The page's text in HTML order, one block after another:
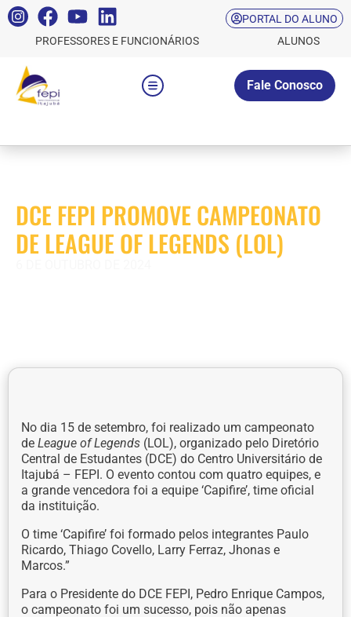
PORTAL DO ALUNO
PROFESSORES E FUNCIONÁRIOS
ALUNOS
Fale Conosco
DCE FEPI PROMOVE CAMPEONATO
DE LEAGUE OF LEGENDS (LOL)
No dia 15 de setembro, foi realizado um campeonato
de League of Legends (LOL), organizado pelo Diretório
Central de Estudantes (DCE) do Centro Universitário de
Itajubá – FEPI. O evento contou com quatro equipes, e
a grande vencedora foi a equipe ‘Capifire’, time oficial
da instituição.
O time ‘Capifire’ foi formado pelos integrantes Paulo
Ricardo, Thiago Covello, Larry Ferraz, Jhonas e
Marcos.”
Para o Presidente do DCE FEPI, Pedro Enrique Campos,
o campeonato foi um sucesso, pois não apenas